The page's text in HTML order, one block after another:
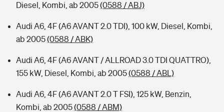
Diesel, Kombi, ab 2005(0588 / ABJ)
Audi A6, 4F (A6 AVANT 2.0 TDI), 100 kW, Diesel, Kombi,
ab 2005(0588 / ABK)
Audi A6, 4F (A6 AVANT / ALLROAD 3.0 TDI QUATTRO),
155 kW, Diesel, Kombi, ab 2005(0588 / ABL)
Audi A6, 4F (A6 AVANT 2.0 T FSI), 125 kW, Benzin,
Kombi, ab 2005(0588 / ABM)